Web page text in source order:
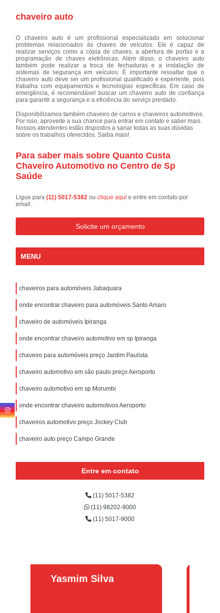
chaveiro auto
O chaveiro auto é um profissional especializado em solucionar
problemas relacionados às chaves de veículos. Ele é capaz de
realizar serviços como a cópia de chaves, a abertura de portas e a
programação de chaves eletrônicas. Além disso, o chaveiro auto
também pode realizar a troca de fechaduras e a instalação de
sistemas de segurança em veículos. É importante ressaltar que o
chaveiro auto deve ser um profissional qualificado e experiente, pois
trabalha com equipamentos e tecnologias específicas. Em caso de
emergência, é recomendável buscar um chaveiro auto de confiança
para garantir a segurança e a eficiência do serviço prestado.
Disponibilizamos também chaveiro de carros e chaveiros automotivos.
Por isso, aproveite a sua chance para entrar em contato e saber mais.
Nossos atendentes estão dispostos a sanar todas as suas dúvidas
sobre os trabalhos oferecidos. Saiba mais!
Para saber mais sobre Quanto Custa
Chaveiro Automotivo no Centro de Sp
Saúde
Ligue para(11) 5017-5382ouclique aqui e entre em contato por
email.
Solicite um orçamento
MENU
chaveiros para automóveis Jabaquara
onde encontrar chaveiro para automóveis Santo Amaro
chaveiro de automóveis Ipiranga
onde encontrar chaveiro automotivo em sp Ipiranga
chaveiro para automóveis preço Jardim Paulista
chaveiro automotivo em são paulo preço Aeroporto
chaveiro automotivo em sp Morumbi
onde encontrar chaveiro automotivos Aeroporto
chaveiros automotivo preço Jockey Club
chaveiro auto preço Campo Grande
Entre em contato
(11) 5017-5382
(11) 98202-9000
(11) 5017-9000
Alexandre
Oliveira